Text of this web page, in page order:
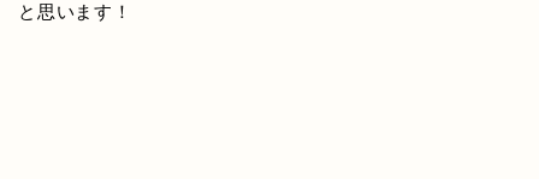
と思います！